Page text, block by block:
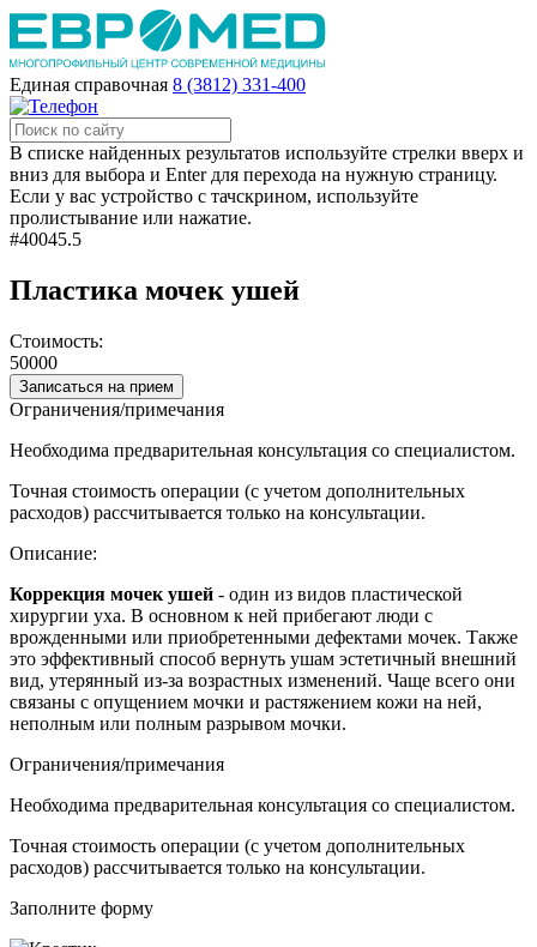
Единая справочная 8 (3812) 331-400
В списке найденных результатов используйте стрелки вверх и
вниз для выбора и Enter для перехода на нужную страницу.
Если у вас устройство с тачскрином, используйте
пролистывание или нажатие.
#40045.5
Пластика мочек ушей
Стоимость:
50000
Записаться на прием
Ограничения/примечания
Необходима предварительная консультация со специалистом.
Точная стоимость операции (с учетом дополнительных
расходов) рассчитывается только на консультации.
Описание:
Коррекция мочек ушей - один из видов пластической
хирургии уха. В основном к ней прибегают люди с
врожденными или приобретенными дефектами мочек. Также
это эффективный способ вернуть ушам эстетичный внешний
вид, утерянный из-за возрастных изменений. Чаще всего они
связаны с опущением мочки и растяжением кожи на ней,
неполным или полным разрывом мочки.
Ограничения/примечания
Необходима предварительная консультация со специалистом.
Точная стоимость операции (с учетом дополнительных
расходов) рассчитывается только на консультации.
Заполните форму